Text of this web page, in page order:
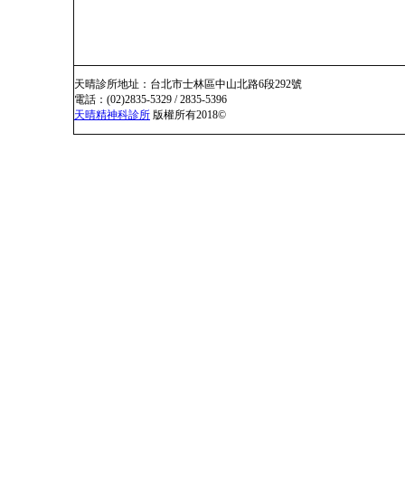
天晴診所地址：台北市士林區中山北路6段292號
電話：(02)2835-5329 / 2835-5396
天晴精神科診所 版權所有2018©